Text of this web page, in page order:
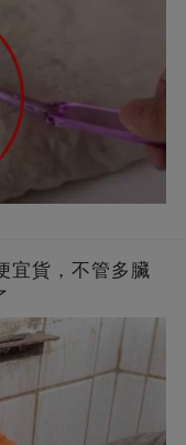
宜貨，不管多臟